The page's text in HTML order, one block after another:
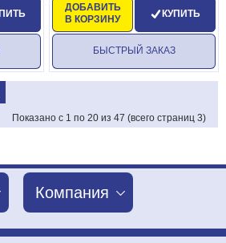
ДОБАВИТЬ
В КОРЗИНУ
КУПИТЬ
БЫСТРЫЙ ЗАКАЗ
Показано с 1 по 20 из 47 (всего страниц 3)
Компания